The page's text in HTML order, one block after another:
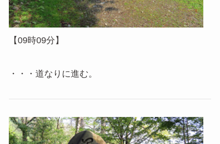
【09時09分】
・・・道なりに進む。